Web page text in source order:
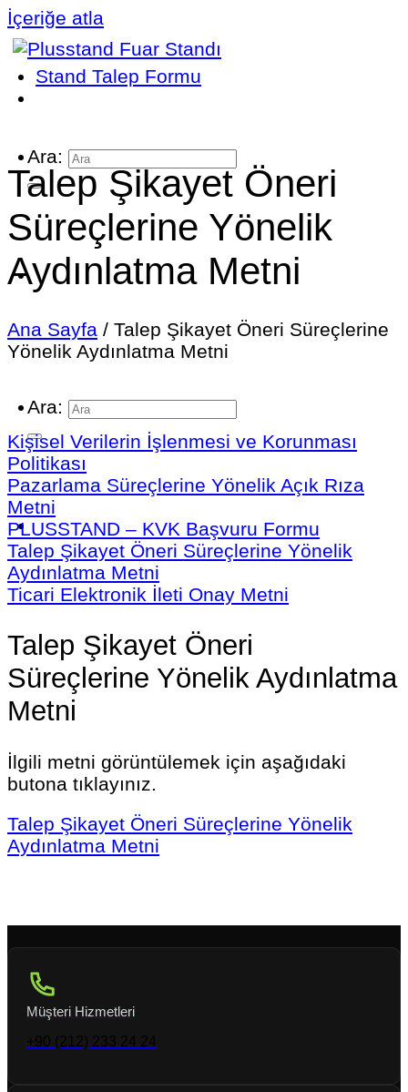
İçeriğe atla
Stand Talep Formu
Ara:
Ara:
Talep Şikayet Öneri
Süreçlerine Yönelik
Aydınlatma Metni
Ana Sayfa / Talep Şikayet Öneri Süreçlerine
Yönelik Aydınlatma Metni
Kişisel Verilerin İşlenmesi ve Korunması
Politikası
Pazarlama Süreçlerine Yönelik Açık Rıza
Metni
PLUSSTAND – KVK Başvuru Formu
Talep Şikayet Öneri Süreçlerine Yönelik
Aydınlatma Metni
Ticari Elektronik İleti Onay Metni
Talep Şikayet Öneri
Süreçlerine Yönelik Aydınlatma
Metni
İlgili metni görüntülemek için aşağıdaki
butona tıklayınız.
Talep Şikayet Öneri Süreçlerine Yönelik
Aydınlatma Metni
Müşteri Hizmetleri